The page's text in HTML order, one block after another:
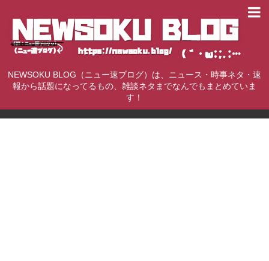
NEWSOKU BLOG（ニュー速ブログ）は、ニュース・時事ネタ・速
報から話題になってるもの、雑談ネタまでなんでもまとめていま
す！